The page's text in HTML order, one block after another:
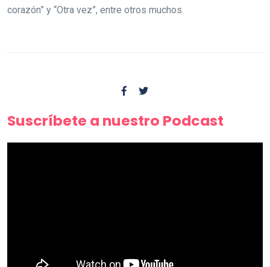
corazón” y “Otra vez”, entre otros muchos.
Suscríbete a nuestro Podcast